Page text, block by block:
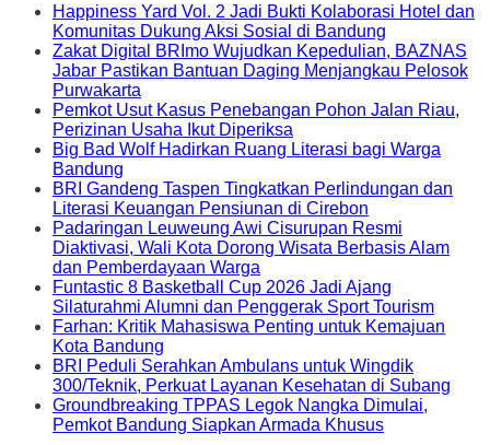
Happiness Yard Vol. 2 Jadi Bukti Kolaborasi Hotel dan
Komunitas Dukung Aksi Sosial di Bandung
Zakat Digital BRImo Wujudkan Kepedulian, BAZNAS
Jabar Pastikan Bantuan Daging Menjangkau Pelosok
Purwakarta
Pemkot Usut Kasus Penebangan Pohon Jalan Riau,
Perizinan Usaha Ikut Diperiksa
Big Bad Wolf Hadirkan Ruang Literasi bagi Warga
Bandung
BRI Gandeng Taspen Tingkatkan Perlindungan dan
Literasi Keuangan Pensiunan di Cirebon
Padaringan Leuweung Awi Cisurupan Resmi
Diaktivasi, Wali Kota Dorong Wisata Berbasis Alam
dan Pemberdayaan Warga
Funtastic 8 Basketball Cup 2026 Jadi Ajang
Silaturahmi Alumni dan Penggerak Sport Tourism
Farhan: Kritik Mahasiswa Penting untuk Kemajuan
Kota Bandung
BRI Peduli Serahkan Ambulans untuk Wingdik
300/Teknik, Perkuat Layanan Kesehatan di Subang
Groundbreaking TPPAS Legok Nangka Dimulai,
Pemkot Bandung Siapkan Armada Khusus